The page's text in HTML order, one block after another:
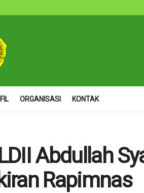
ORGANISASI KONTAK
Abdullah
Rapimnas